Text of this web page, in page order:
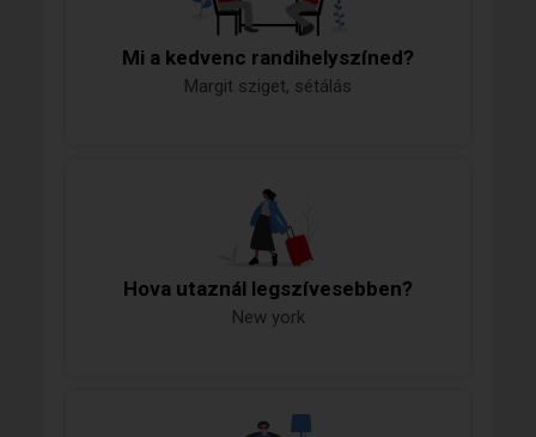
Mi a kedvenc randihelyszíned?
Margit sziget, sétálás
Hova utaznál legszívesebben?
New york